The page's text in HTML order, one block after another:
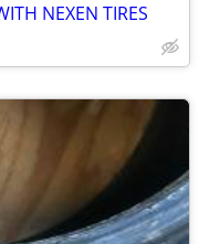
NEXEN TIRES